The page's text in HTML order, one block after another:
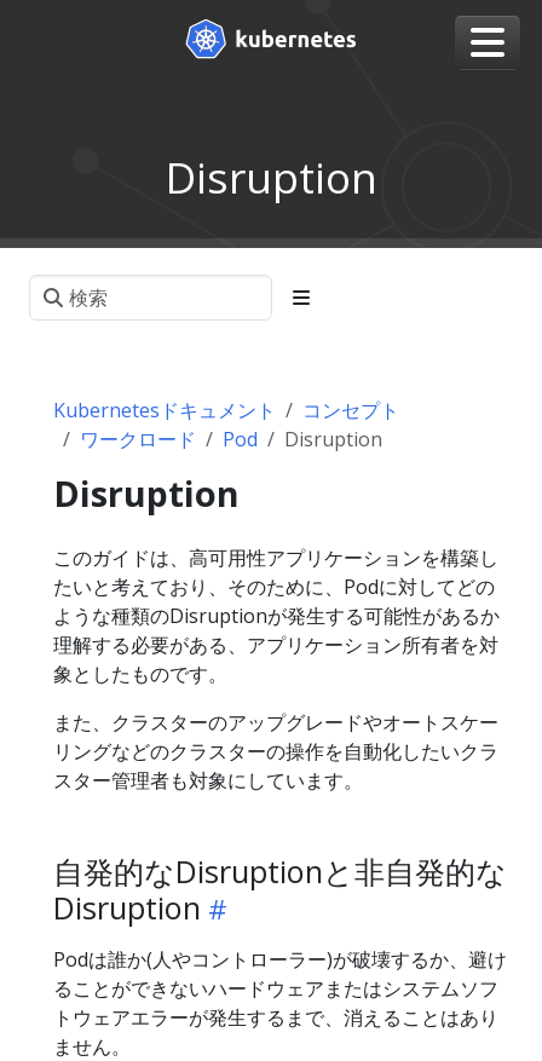
Disruption
Kubernetesドキュメント
コンセプト
ワークロード
Pod Disruption
Disruption
このガイドは、高可用性アプリケーションを構築し
たいと考えており、そのために、Podに対してどの
ような種類のDisruptionが発生する可能性があるか
理解する必要がある、アプリケーション所有者を対
象としたものです。
また、クラスターのアップグレードやオートスケー
リングなどのクラスターの操作を自動化したいクラ
スター管理者も対象にしています。
自発的なDisruptionと非自発的な
Disruption
Podは誰か(人やコントローラー)が破壊するか、避け
ることができないハードウェアまたはシステムソフ
トウェアエラーが発生するまで、消えることはあり
ません。